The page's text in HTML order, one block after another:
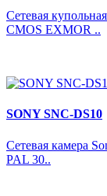
Сетевая
CMOS EXMOR ..
SONY SNC-DS10
Сетевая камера
PAL 30..